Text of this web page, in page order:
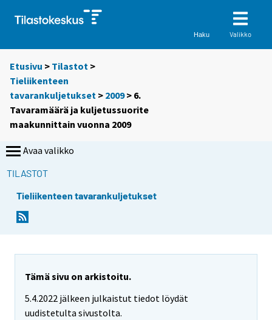
Haku Valikko
Etusivu > Tilastot >
Tieliikenteen
tavarankuljetukset > 2009> 6.
Tavaramäärä ja kuljetussuorite
maakunnittain vuonna 2009
Avaa valikko
TILASTOT
Tieliikenteen tavarankuljetukset
Tämä sivu on arkistoitu.
5.4.2022 jälkeen julkaistut tiedot löydät
uudistetulta sivustolta.